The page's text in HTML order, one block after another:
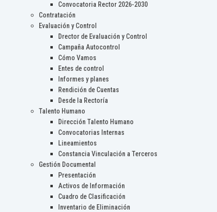
Convocatoria Rector 2026-2030
Contratación
Evaluación y Control
Drector de Evaluación y Control
Campaña Autocontrol
Cómo Vamos
Entes de control
Informes y planes
Rendición de Cuentas
Desde la Rectoría
Talento Humano
Dirección Talento Humano
Convocatorias Internas
Lineamientos
Constancia Vinculación a Terceros
Gestión Documental
Presentación
Activos de Información
Cuadro de Clasificación
Inventario de Eliminación